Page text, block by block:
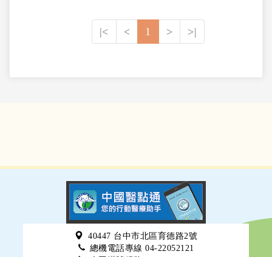
|< < 1 > >|
40447 台中市北區育德路2號
總機電話專線 04-22052121